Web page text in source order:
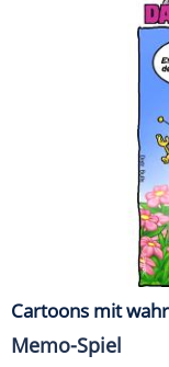
Cartoons mit
Memo-Spiel